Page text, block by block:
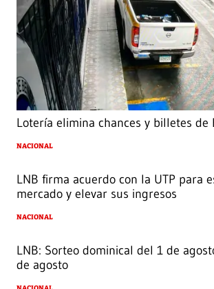
Lotería elimina chances y billetes de
NACIONAL
LNB firma acuerdo con la UTP para
mercado y elevar sus ingresos
NACIONAL
LNB: Sorteo dominical del 1 de
de agosto